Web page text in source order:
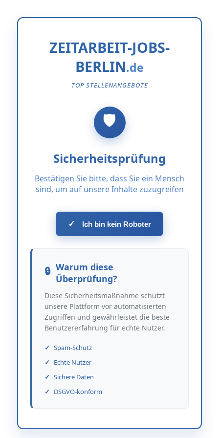
ZEITARBEIT-JOBS-
BERLIN
TOP STELLENANGEBOTE
Sicherheitsprüfung
Bestätigen Sie bitte, dass Sie ein Mensch
sind, um auf unsere Inhalte zuzugreifen
✓ Ich bin kein Roboter
Warum diese
Überprüfung?
Diese Sicherheitsmaßnahme schützt
unsere Plattform vor automatisierten
Zugriffen und gewährleistet die beste
Benutzererfahrung für echte Nutzer.
Spam-Schutz
Echte Nutzer
Sichere Daten
DSGVO-konform